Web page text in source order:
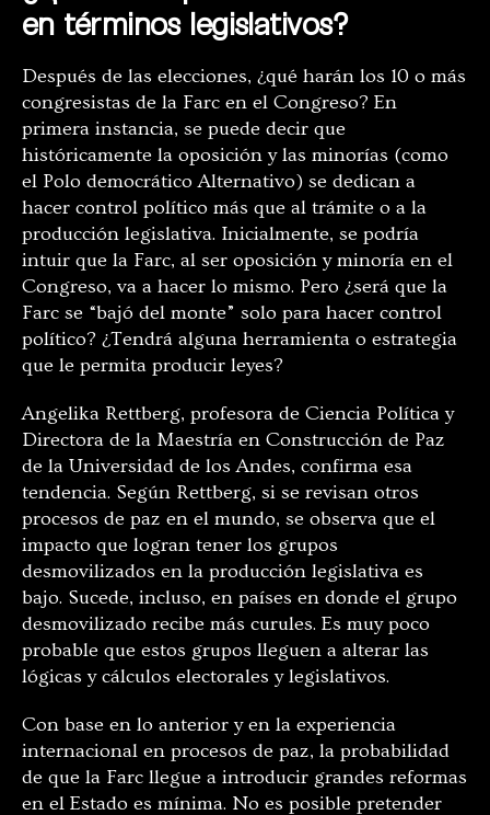
en términos legislativos?
Después de las elecciones, ¿qué harán los 10 o más
congresistas de la Farc en el Congreso? En
primera instancia, se puede decir que
históricamente la oposición y las minorías (como
el Polo democrático Alternativo) se dedican a
hacer control político más que al trámite o a la
producción legislativa. Inicialmente, se podría
intuir que la Farc, al ser oposición y minoría en el
Congreso, va a hacer lo mismo. Pero ¿será que la
Farc se “bajó del monte” solo para hacer control
político? ¿Tendrá alguna herramienta o estrategia
que le permita producir leyes?
Angelika Rettberg, profesora de Ciencia Política y
Directora de la Maestría en Construcción de Paz
de la Universidad de los Andes, confirma esa
tendencia. Según Rettberg, si se revisan otros
procesos de paz en el mundo, se observa que el
impacto que logran tener los grupos
desmovilizados en la producción legislativa es
bajo. Sucede, incluso, en países en donde el grupo
desmovilizado recibe más curules. Es muy poco
probable que estos grupos lleguen a alterar las
lógicas y cálculos electorales y legislativos.
Con base en lo anterior y en la experiencia
internacional en procesos de paz, la probabilidad
de que la Farc llegue a introducir grandes reformas
en el Estado es mínima. No es posible pretender